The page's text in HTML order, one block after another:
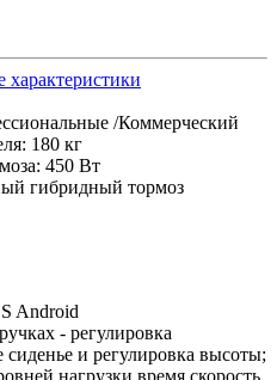
характеристики
/Коммерческий
180 кг
450 Вт
гибридный тормоз
Android
- регулировка
и регулировка высоты;
нагрузки время скорость